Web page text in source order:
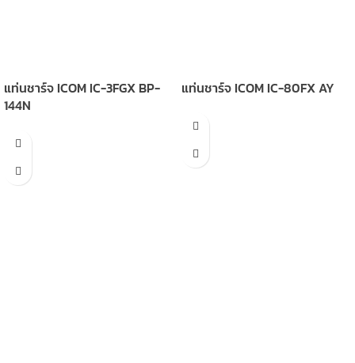
แท่นชาร์จ ICOM IC-3FGX BP-
144N
แท่นชาร์จ ICOM IC-80FX AY